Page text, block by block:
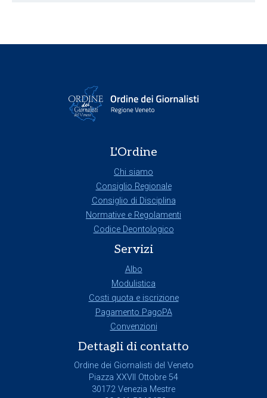
L'Ordine
Chi siamo
Consiglio Regionale
Consiglio di Disciplina
Normative e Regolamenti
Codice Deontologico
Servizi
Albo
Modulistica
Costi quota e iscrizione
Pagamento PagoPA
Convenzioni
Dettagli di contatto
Ordine dei Giornalisti del Veneto
Piazza XXVII Ottobre 54
30172 Venezia Mestre